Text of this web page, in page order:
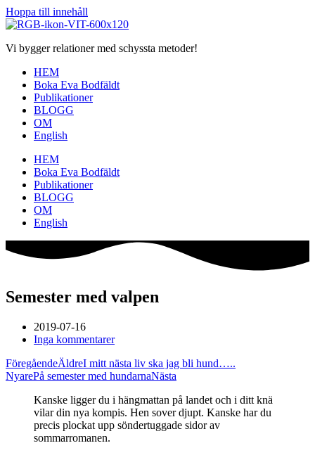
Hoppa till innehåll
Vi bygger relationer med schyssta metoder!
HEM
Boka Eva Bodfäldt
Publikationer
BLOGG
OM
English
HEM
Boka Eva Bodfäldt
Publikationer
BLOGG
OM
English
Semester med valpen
2019-07-16
Inga kommentarer
FöregåendeÄldreI mitt nästa liv ska jag bli hund…..
NyarePå semester med hundarnaNästa
Kanske ligger du i hängmattan på landet och i ditt knä
vilar din nya kompis. Hen sover djupt. Kanske har du
precis plockat upp söndertuggade sidor av
sommarromanen.